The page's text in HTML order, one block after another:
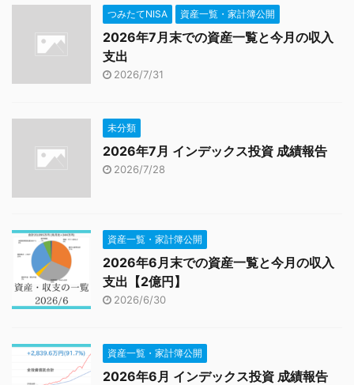
つみたてNISA 資産一覧・家計簿公開
2026年7月末での資産一覧と今月の収入
支出
2026/7/31
未分類
2026年7月 インデックス投資 成績報告
2026/7/28
資産一覧・家計簿公開
2026年6月末での資産一覧と今月の収入
支出【2億円】
2026/6/30
資産一覧・家計簿公開
2026年6月 インデックス投資 成績報告